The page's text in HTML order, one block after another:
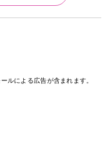
ルによる広告が含まれます。